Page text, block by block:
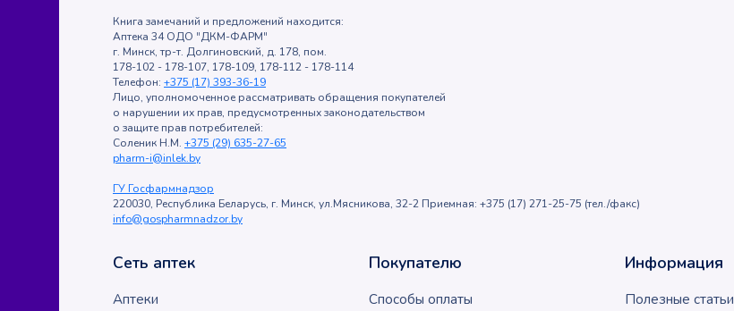
Книга замечаний и предложений находится:
Аптека 34 ОДО "ДКМ-ФАРМ"
г. Минск, тр-т. Долгиновский, д. 178, пом.
178-102 - 178-107, 178-109, 178-112 - 178-114
Телефон: +375 (17) 393-36-19
Лицо, уполномоченное рассматривать обращения покупателей
о нарушении их прав, предусмотренных законодательством
о защите прав потребителей:
Соленик Н.М. +375 (29) 635-27-65
pharm-i@inlek.by
ГУ Госфармнадзор
220030, Республика Беларусь, г. Минск, ул.Мясникова, 32-2 Приемная: +375 (17) 271-25-75 (тел./факс)
info@gospharmnadzor.by
Сеть аптек
Аптеки
Покупателю
Способы оплаты
Информация
Полезные статьи